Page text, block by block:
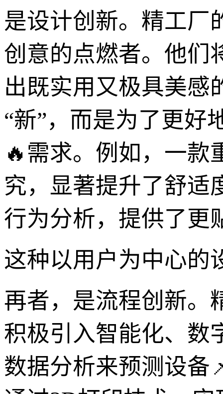
是设计创新。精工厂
创意的点燃者。他们
出既实用又极具美感
“新”，而是为了更好
🔥需求。例如，一款
究，显著提升了舒适
行为分析，提供了更
这种以用户为中心的
再者，是流程创新。
积极引入智能化、数
数据分析来预测设备